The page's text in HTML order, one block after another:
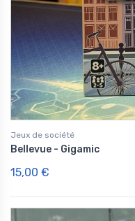
Jeux de société
Bellevue - Gigamic
15,00 €